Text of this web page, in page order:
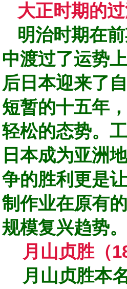
大正时期的
明治时期在
中渡过了运势
后日本迎来了
短暂的十五年
轻松的态势。
日本成为亚洲
争的胜利更是
制作业在原有
规模复兴趋势。
月山贞胜（
月山贞胜本